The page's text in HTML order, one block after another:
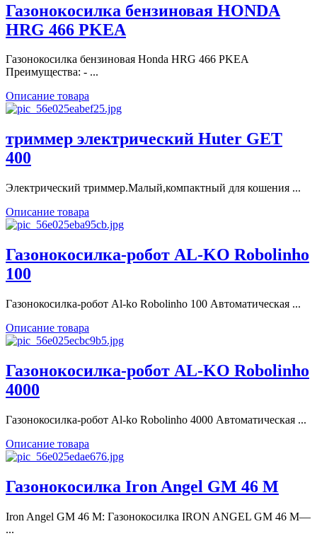
Газонокосилка бензиновая HONDA
HRG 466 PKEA
Газонокосилка бензиновая Honda HRG 466 PKEA
Преимущества: - ...
Описание товара
триммер электрический Huter GET
400
Электрический триммер.Малый,компактный для кошения ...
Описание товара
Газонокосилка-робот AL-KO Robolinho
100
Газонокосилка-робот Al-ko Robolinho 100 Автоматическая ...
Описание товара
Газонокосилка-робот AL-KO Robolinho
4000
Газонокосилка-робот Al-ko Robolinho 4000 Автоматическая ...
Описание товара
Газонокосилка Iron Angel GM 46 M
Iron Angel GM 46 M: Газонокосилка IRON ANGEL GM 46 M―
...